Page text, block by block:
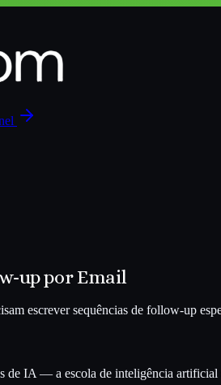
up por Email
escrever sequências de follow-up
de IA — a escola de inteligência